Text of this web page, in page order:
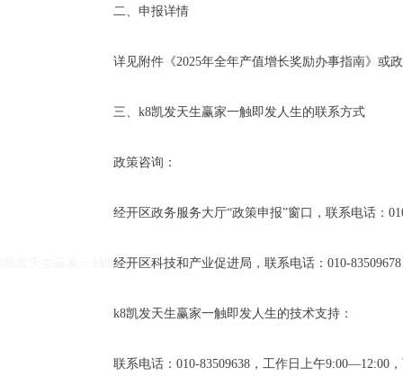
二、申报详情
详见附件《2025年全年产值增长奖励办事指南》或政
三、k8凯发天生赢家一触即发人生的联系方式
政策咨询：
经开区政务服务大厅“政策申报”窗口，联系电话：
经开区科技和产业促进局，联系电话：010-83509678
k8凯发天生赢家一触即发人生的技术支持：
联系电话：010-83509638，工作日上午9:00—12:00
凯发天生赢家一触即发人生